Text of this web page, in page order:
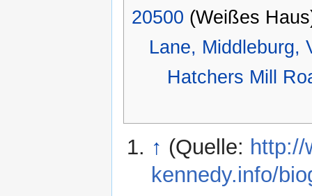
20500 (Weißes
Lane, Middleburg,
Hatchers Mill
↑ (Quelle: http://
kennedy.info/